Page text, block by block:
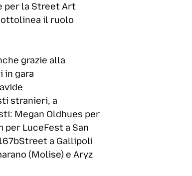
per la Street Art
il ruolo
grazie alla
in gara
stranieri, a
Megan Oldhues per
per LuceFest a San
a Gallipoli
(Molise) e Aryz